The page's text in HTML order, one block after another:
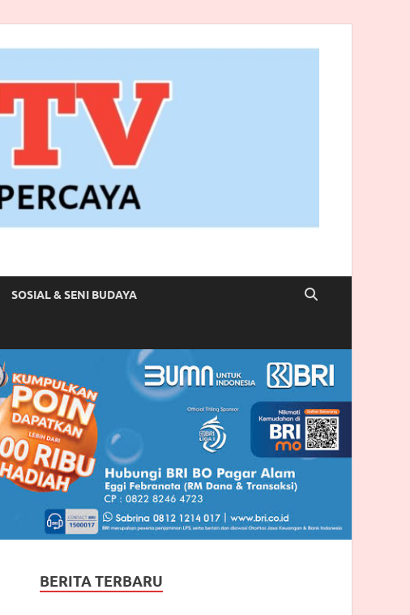
SOSIAL & SENI BUDAYA
BERITA TERBARU